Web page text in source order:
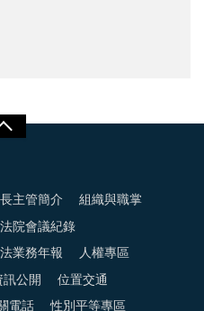
主管簡介 組織與職掌
院會議紀錄
業務年報 人權專區
訊公開 位置交通
電話 性別平等專區